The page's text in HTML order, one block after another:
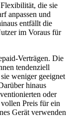
die sie
anpassen und
entfällt die
im Voraus für
Verträgen. Die
tendenziell
weniger geeignet
hinaus
oder
vollen Preis für ein
Gerät verwenden